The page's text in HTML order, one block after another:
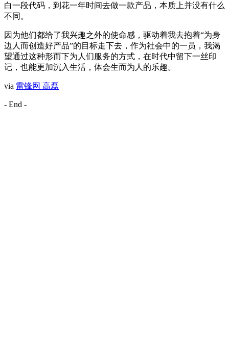
白一段代码，到花一年时间去做一款产品，本质上并没有什么
不同。
因为他们都给了我兴趣之外的使命感，驱动着我去抱着“为身
边人而创造好产品”的目标走下去，作为社会中的一员，我渴
望通过这种形而下为人们服务的方式，在时代中留下一丝印
记，也能更加沉入生活，体会生而为人的乐趣。
via 雷锋网 高磊
- End -